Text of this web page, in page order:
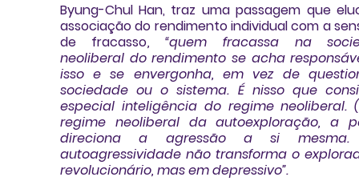
Byung-Chul Han, traz uma passagem que
associação do rendimento individual com a
de fracasso, “quem fracassa na
neoliberal do rendimento se acha
isso e se envergonha, em vez de
sociedade ou o sistema. É nisso que
especial inteligência do regime neoliberal.
regime neoliberal da autoexploração, a
direciona a agressão a si mesma.
autoagressividade não transforma o
revolucionário, mas em depressivo”.